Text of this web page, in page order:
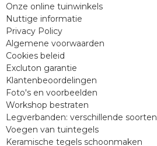
Onze online tuinwinkels
Nuttige informatie
Privacy Policy
Algemene voorwaarden
Cookies beleid
Excluton garantie
Klantenbeoordelingen
Foto's en voorbeelden
Workshop bestraten
Legverbanden: verschillende soorten
Voegen van tuintegels
Keramische tegels schoonmaken